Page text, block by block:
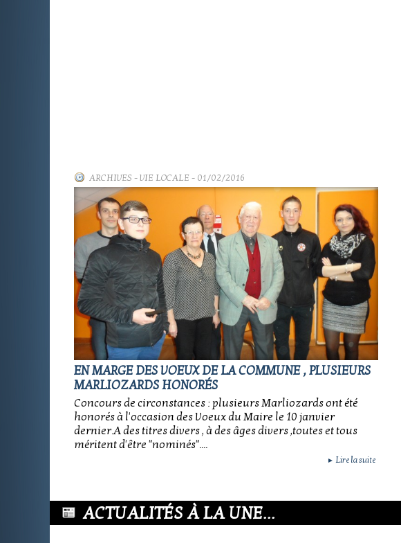
ARCHIVES -VIE LOCALE- 01/02/2016
EN MARGE DES VOEUX DE LA COMMUNE , PLUSIEURS
MARLIOZARDS HONORÉS
Concours de circonstances : plusieurs Marliozards ont été
honorés à l'occasion des Voeux du Maire le 10 janvier
dernier.A des titres divers , à des âges divers ,toutes et tous
méritent d'être "nominés"....
► Lire la suite
ACTUALITÉS À LA UNE...